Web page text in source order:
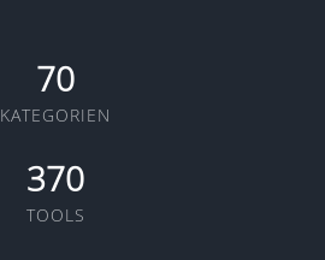
70
KATEGORIEN
370
TOOLS